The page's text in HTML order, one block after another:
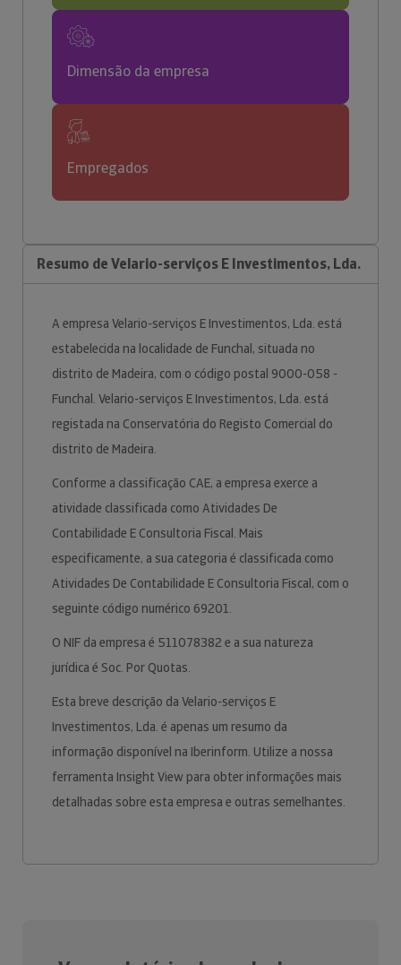
Dimensão da empresa
Empregados
Resumo de Velario-serviços E Investimentos, Lda.
A empresa Velario-serviços E Investimentos, Lda. está
estabelecida na localidade de Funchal, situada no
distrito de Madeira, com o código postal 9000-058 -
Funchal. Velario-serviços E Investimentos, Lda. está
registada na Conservatória do Registo Comercial do
distrito de Madeira.
Conforme a classificação CAE, a empresa exerce a
atividade classificada como Atividades De
Contabilidade E Consultoria Fiscal. Mais
especificamente, a sua categoria é classificada como
Atividades De Contabilidade E Consultoria Fiscal, com o
seguinte código numérico 69201.
O NIF da empresa é 511078382 e a sua natureza
jurídica é Soc. Por Quotas.
Esta breve descrição da Velario-serviços E
Investimentos, Lda. é apenas um resumo da
informação disponível na Iberinform. Utilize a nossa
ferramenta Insight View para obter informações mais
detalhadas sobre esta empresa e outras semelhantes.